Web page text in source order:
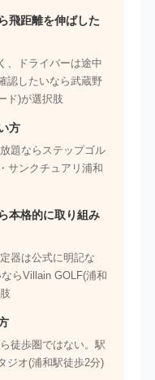
飛距離を伸ばした
、ドライバーは途中
認したいなら武蔵野
ド)が選択肢
方
題ならステップゴル
サンクチュアリ浦和
本格的に取り組み
器は公式に明記な
らVillain GOLF(浦和
徒歩圏ではない。駅
ジオ(浦和駅徒歩2分)